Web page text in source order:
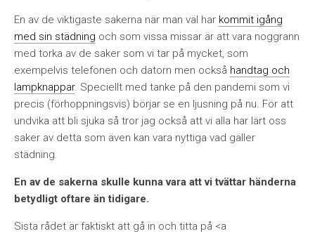
En av de viktigaste sakerna när man väl har kommit igång
med sin städning och som vissa missar är att vara noggrann
med torka av de saker som vi tar på mycket, som
exempelvis telefonen och datorn men också handtag och
lampknappar. Speciellt med tanke på den pandemi som vi
precis (förhoppningsvis) börjar se en ljusning på nu. För att
undvika att bli sjuka så tror jag också att vi alla har lärt oss
saker av detta som även kan vara nyttiga vad gäller
städning.
En av de sakerna skulle kunna vara att vi tvättar händerna
betydligt oftare än tidigare.
Sista rådet är faktiskt att gå in och titta på <a